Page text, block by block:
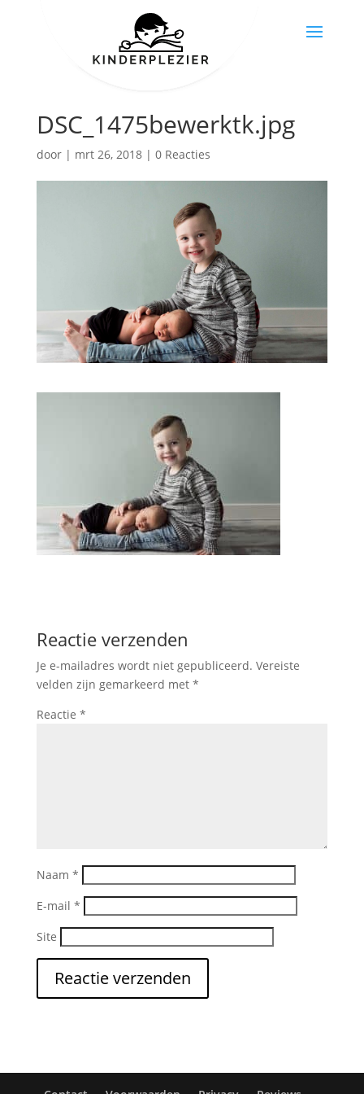
DSC_1475bewerktk.jpg
door | mrt 26, 2018| 0 Reacties
Reactie verzenden
Je e-mailadres wordt niet gepubliceerd. Vereiste
velden zijn gemarkeerd met *
Reactie *
Naam *
E-mail *
Site